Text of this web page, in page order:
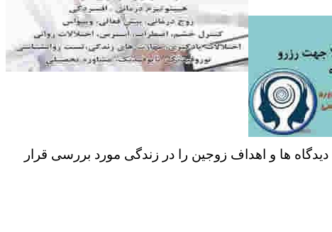
ها و اهداف زوجین را در زندگی مورد بررسی قرار